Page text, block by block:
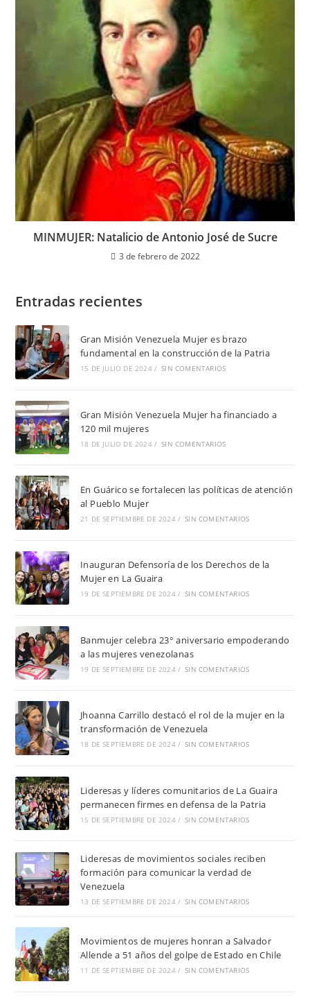
MINMUJER: Natalicio de Antonio José de Sucre
3 de febrero de 2022
Entradas recientes
Gran Misión Venezuela Mujer es brazo
fundamental en la construcción de la Patria
15 DE JULIO DE 2024 / SIN COMENTARIOS
Gran Misión Venezuela Mujer ha financiado a
120 mil mujeres
18 DE JULIO DE 2024 / SIN COMENTARIOS
En Guárico se fortalecen las políticas de atención
al Pueblo Mujer
21 DE SEPTIEMBRE DE 2024 / SIN COMENTARIOS
Inauguran Defensoría de los Derechos de la
Mujer en La Guaira
19 DE SEPTIEMBRE DE 2024 / SIN COMENTARIOS
Banmujer celebra 23° aniversario empoderando
a las mujeres venezolanas
19 DE SEPTIEMBRE DE 2024 / SIN COMENTARIOS
Jhoanna Carrillo destacó el rol de la mujer en la
transformación de Venezuela
18 DE SEPTIEMBRE DE 2024 / SIN COMENTARIOS
Lideresas y líderes comunitarios de La Guaira
permanecen firmes en defensa de la Patria
15 DE SEPTIEMBRE DE 2024 / SIN COMENTARIOS
Lideresas de movimientos sociales reciben
formación para comunicar la verdad de
Venezuela
13 DE SEPTIEMBRE DE 2024 / SIN COMENTARIOS
Movimientos de mujeres honran a Salvador
Allende a 51 años del golpe de Estado en Chile
11 DE SEPTIEMBRE DE 2024 / SIN COMENTARIOS